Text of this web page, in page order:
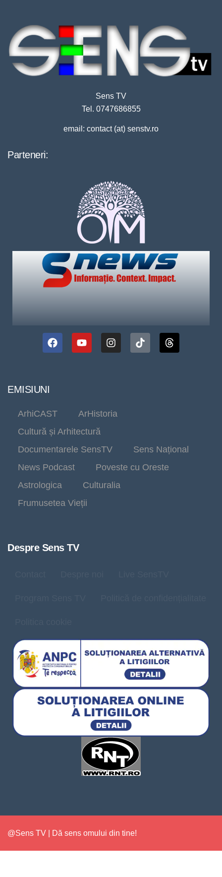
Sens TV
Tel. 0747686855
email: contact (at) senstv.ro
Parteneri:
EMISIUNI
ArhiCAST
ArHistoria
Cultură și Arhitectură
Documentarele SensTV
Sens Național
News Podcast
Poveste cu Oreste
Astrologica
Culturalia
Frumusetea Vieții
Despre Sens TV
@Sens TV | Dă sens omului din tine!